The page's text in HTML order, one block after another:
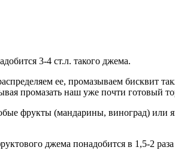
3-4 ст.л. такого джема.
ее, промазываем бисквит
промазать наш уже почти готовый
фрукты (мандарины, виноград) или
джема понадобится в 1,5-2